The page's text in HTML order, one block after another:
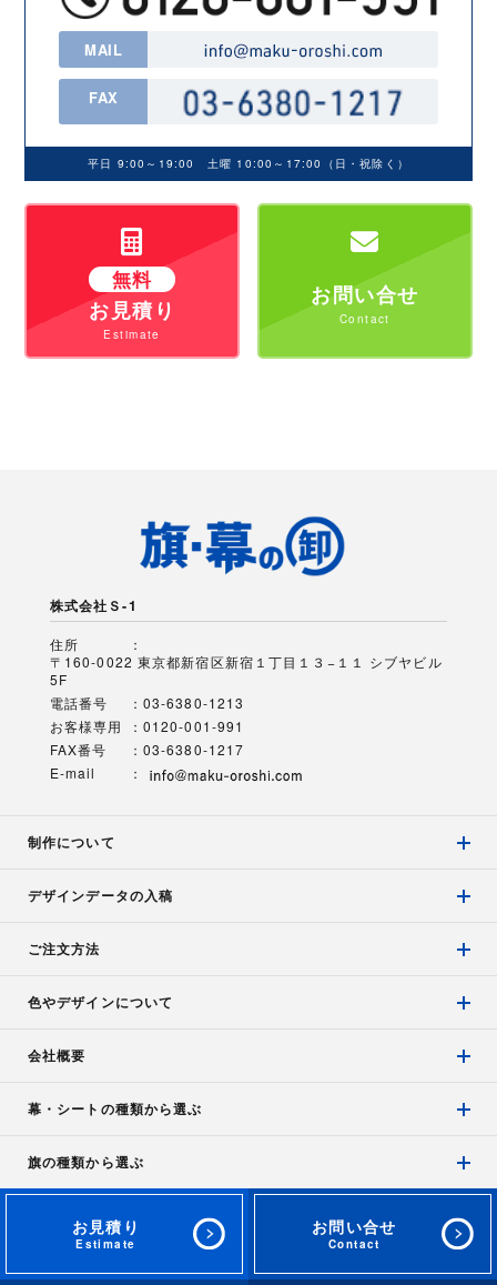
MAIL
FAX
平日 9:00～19:00 土曜 10:00～17:00（日・祝除く）
無料
お見積り
お問い合せ
株式会社Ｓ-1
住所
〒160-0022 東京都新宿区新宿１丁目１３−１１ シブヤビル
5F
電話番号
03-6380-1213
お客様専用
0120-001-991
FAX番号
03-6380-1217
E-mail
制作について
デザインデータの入稿
ご注文方法
色やデザインについて
会社概要
幕・シートの種類から選ぶ
旗の種類から選ぶ
お見積り お問い合せ